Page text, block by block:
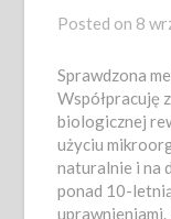
Posted on 8
Sprawdzona
Współpracuję
biologicznej
użyciu
naturalnie i na
ponad 10-